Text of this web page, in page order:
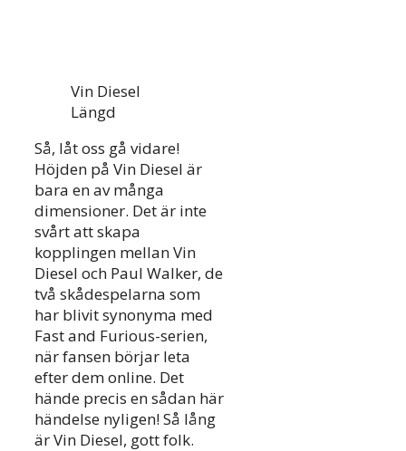
Vin Diesel
Längd
Så, låt oss gå vidare!
Höjden på Vin Diesel är
bara en av många
dimensioner. Det är inte
svårt att skapa
kopplingen mellan Vin
Diesel och Paul Walker, de
två skådespelarna som
har blivit synonyma med
Fast and Furious-serien,
när fansen börjar leta
efter dem online. Det
hände precis en sådan här
händelse nyligen! Så lång
är Vin Diesel, gott folk.